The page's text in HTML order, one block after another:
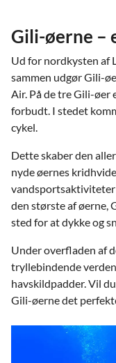
Gili-øerne –
Ud for nordkysten af
sammen udgør Gili-
Air. På de tre Gili-øer
forbudt. I stedet
cykel.
Dette skaber den
nyde øernes
den største af øerne,
sted for at dykke og
Under overfladen af
tryllebindende
havskildpadder. Vil
Gili-øerne det